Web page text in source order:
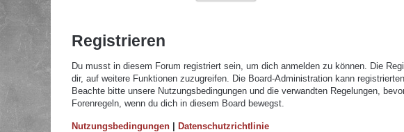
Registrieren
Du musst in diesem Forum registriert sein, um dich anmelden zu können. Die
dir, auf weitere Funktionen zuzugreifen. Die Board-Administration kann
Beachte bitte unsere Nutzungsbedingungen und die verwandten Regelungen,
Forenregeln, wenn du dich in diesem Board bewegst.
Nutzungsbedingungen | Datenschutzrichtlinie